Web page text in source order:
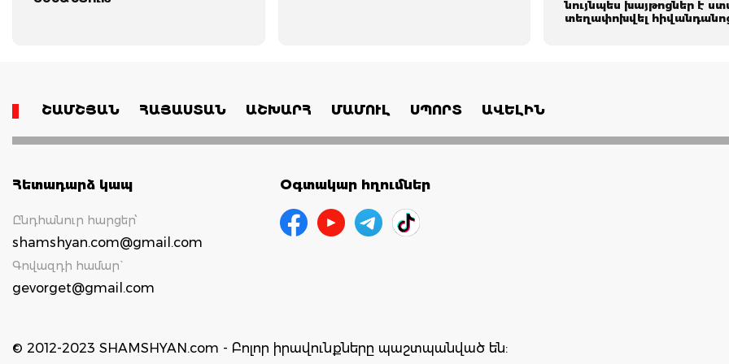
նույնպես խայթոցներ է
տեղափոխվել
ՇԱՄՇՅԱՆ ՀԱՅԱՍՏԱՆ ԱՇԽԱՐՀ ՄԱՄՈՒԼ ՍՊՈՐՏ ԱՎԵԼԻՆ
Հետադարձ կապ
Ընդհանուր հարցեր՝
shamshyan.com@gmail.com
Գովազդի համար`
gevorget@gmail.com
Օգտակար հղումներ
© 2012-2023 SHAMSHYAN.com - Բոլոր իրավունքները պաշտպանված են: